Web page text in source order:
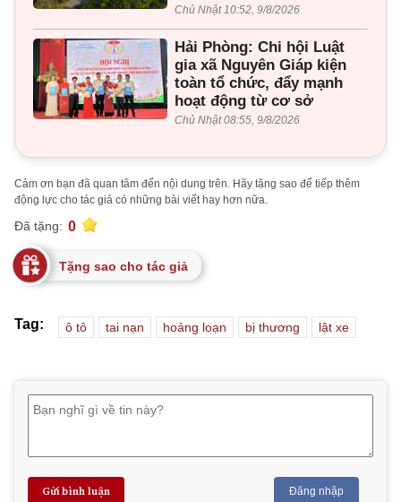
Chủ Nhật 10:52, 9/8/2026
Hải Phòng: Chi hội Luật
gia xã Nguyên Giáp kiện
toàn tổ chức, đẩy mạnh
hoạt động từ cơ sở
Chủ Nhật 08:55, 9/8/2026
Cảm ơn bạn đã quan tâm đến nội dung trên. Hãy tặng sao để tiếp thêm
động lực cho tác giả có những bài viết hay hơn nữa.
Đã tặng: 0
Tặng sao cho tác giả
Tag: ô tô tai nạn hoảng loạn bị thương lật xe
Gửi bình luận Đăng nhập